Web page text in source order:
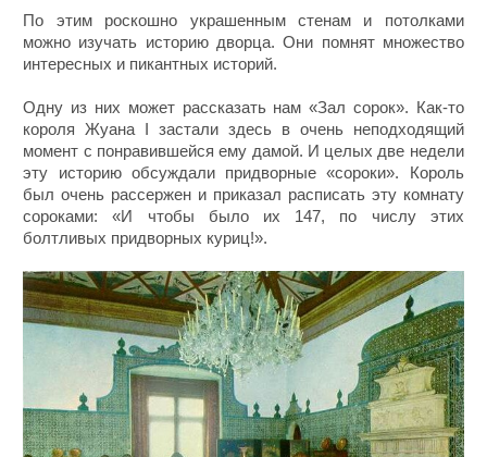
По этим роскошно украшенным стенам и потолками
можно изучать историю дворца. Они помнят множество
интересных и пикантных историй.
Одну из них может рассказать нам «Зал сорок». Как-то
короля Жуана I застали здесь в очень неподходящий
момент с понравившейся ему дамой. И целых две недели
эту историю обсуждали придворные «сороки». Король
был очень рассержен и приказал расписать эту комнату
сороками: «И чтобы было их 147, по числу этих
болтливых придворных куриц!».